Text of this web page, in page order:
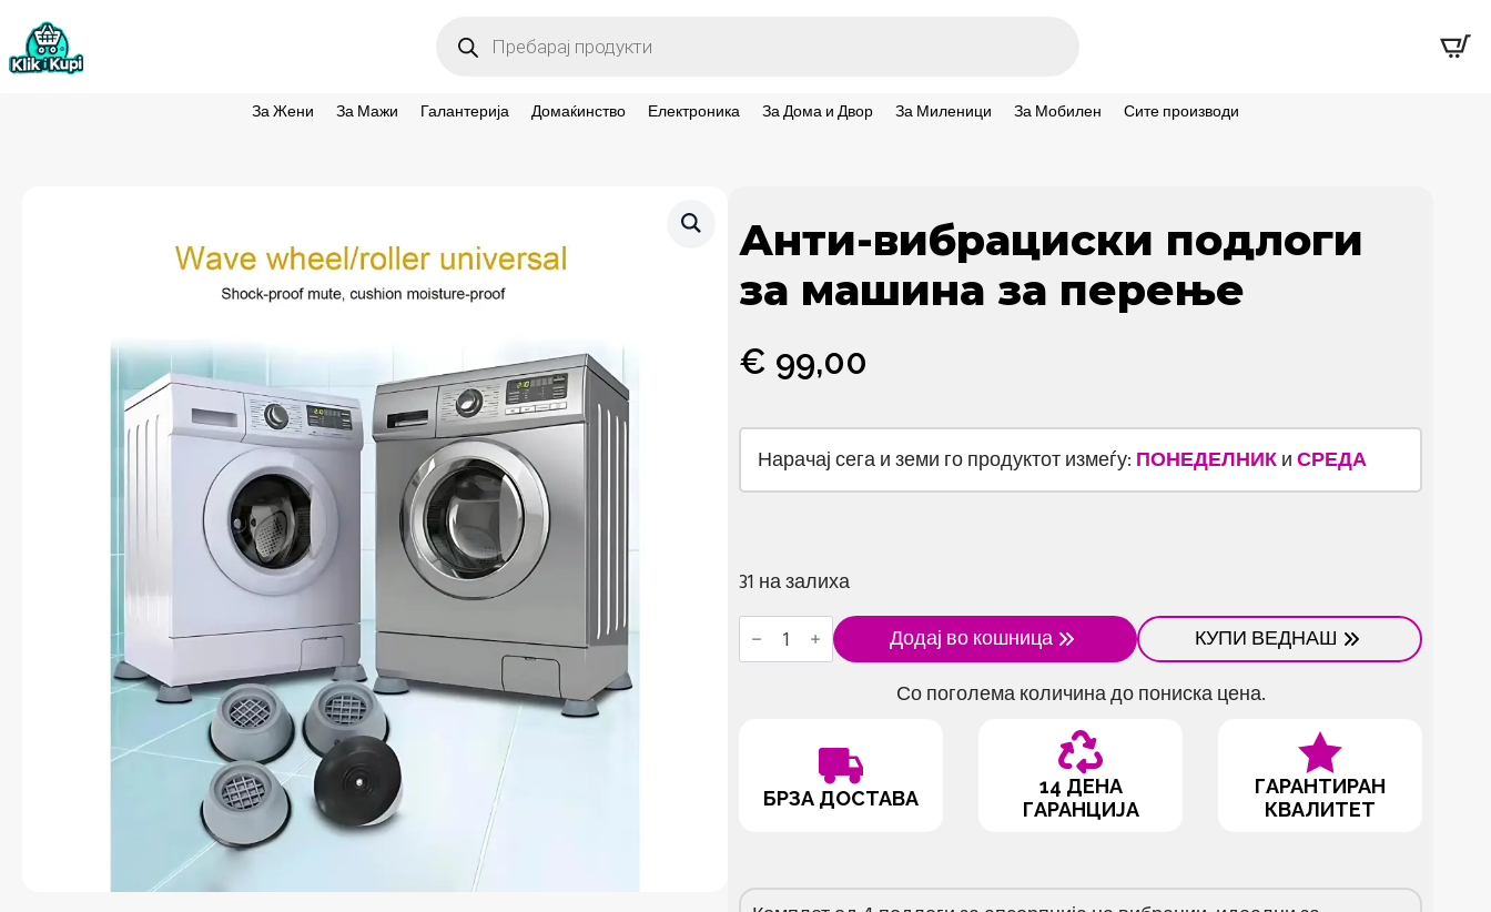
search
За Жени За Мажи Галантерија Домаќинство Електроника За Дома и Двор За Миленици За Мобилен Сите производи
Анти-вибрациски подлоги
за машина за перење
€ 99,00
Нарачај сега и земи го продуктот измеѓу: ПОНЕДЕЛНИК и СРЕДА
31 на залиха
Анти-
вибрациски
подлоги
Додај во кошница
КУПИ ВЕДНАШ
Со поголема количина до пониска цена.
БРЗА ДОСТАВА
14 ДЕНА
ГАРАНЦИЈА
ГАРАНТИРАН
КВАЛИТЕТ